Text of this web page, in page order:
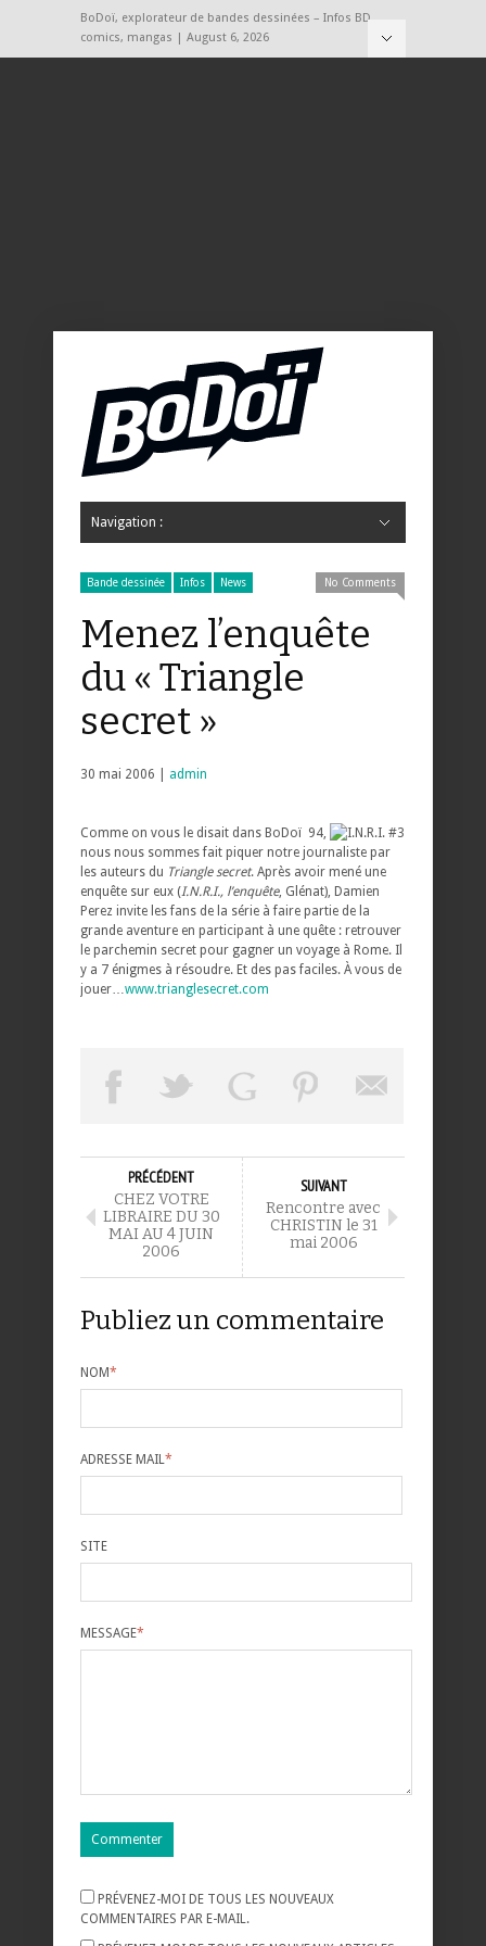
BoDoï, explorateur de bandes dessinées – Infos BD,
comics, mangas | August 6, 2026
Navigation :
Bande dessinée Infos News No Comments
Menez l’enquête
du « Triangle
secret »
30 mai 2006 | admin
Comme on vous le disait dans BoDoï 94,
nous nous sommes fait piquer notre journaliste par
les auteurs du Triangle secret. Après avoir mené une
enquête sur eux (I.N.R.I., l’enquête, Glénat), Damien
Perez invite les fans de la série à faire partie de la
grande aventure en participant à une quête : retrouver
le parchemin secret pour gagner un voyage à Rome. Il
y a 7 énigmes à résoudre. Et des pas faciles. À vous de
jouer… www.trianglesecret.com
PRÉCÉDENT
CHEZ VOTRE
LIBRAIRE DU 30
MAI AU 4 JUIN
2006
SUIVANT
Rencontre avec
CHRISTIN le 31
mai 2006
Publiez un commentaire
NOM*
ADRESSE MAIL *
SITE
MESSAGE*
PRÉVENEZ-MOI DE TOUS LES NOUVEAUX
COMMENTAIRES PAR E-MAIL.